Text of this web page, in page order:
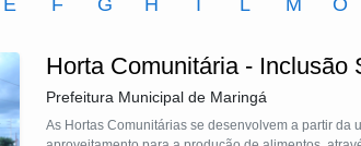
E F G H I L M O
Horta Comunitária - Inclusão
Prefeitura Municipal de Maringá
As Hortas Comunitárias se desenvolvem a partir da